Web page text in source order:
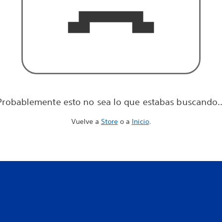
esto no sea lo que estabas
Vuelve a Storeo a Inicio.